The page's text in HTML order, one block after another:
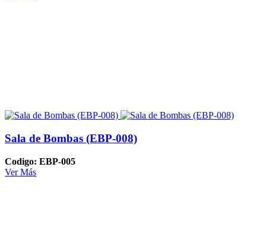
Sala de Bombas (EBP-008)
Codigo: EBP-005
Ver Más